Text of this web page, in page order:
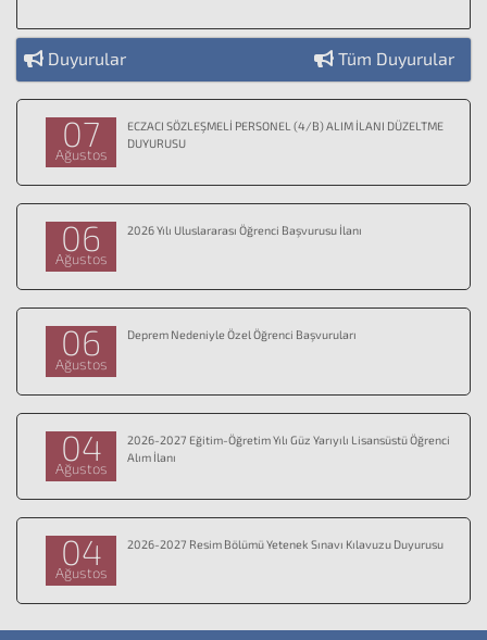
Duyurular Tüm Duyurular
07
Ağustos
ECZACI SÖZLEŞMELİ PERSONEL (4/B) ALIM İLANI DÜZELTME
DUYURUSU
06
Ağustos
2026 Yılı Uluslararası Öğrenci Başvurusu İlanı
06
Ağustos
Deprem Nedeniyle Özel Öğrenci Başvuruları
04
Ağustos
2026-2027 Eğitim-Öğretim Yılı Güz Yarıyılı Lisansüstü Öğrenci
Alım İlanı
04
Ağustos
2026-2027 Resim Bölümü Yetenek Sınavı Kılavuzu Duyurusu